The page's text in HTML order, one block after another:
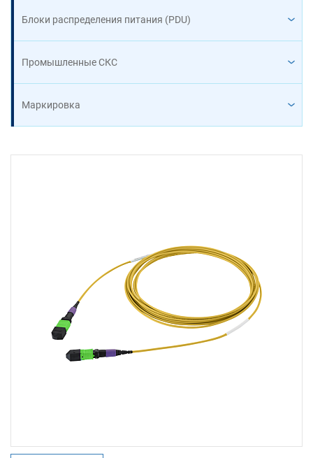
Блоки распределения питания (PDU)
Промышленные СКС
Маркировка